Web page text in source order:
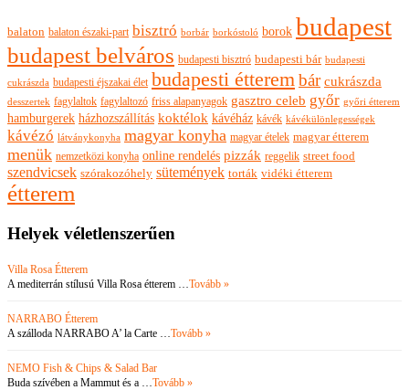
balaton balaton északi-part bisztró borbár borkóstoló borok budapest
budapest belváros budapesti bisztró budapesti bár budapesti
cukrászda budapesti éjszakai élet budapesti étterembár cukrászda
desszertek fagylaltok fagylaltozó friss alapanyagok gasztro celeb győr győri étterem
hamburgerek házhozszállítás koktélok kávéház kávék kávékülönlegességek
kávézó látványkonyha magyar konyha magyar ételek magyar étterem
menük nemzetközi konyha online rendelés pizzák reggelik street food
szendvicsek szórakozóhely sütemények torták vidéki étterem
étterem
Helyek véletlenszerűen
Villa Rosa Étterem
A mediterrán stílusú Villa Rosa étterem …Tovább »
NARRABO Étterem
A szálloda NARRABO A’ la Carte …Tovább »
NEMO Fish & Chips & Salad Bar
Buda szívében a Mammut és a …Tovább »